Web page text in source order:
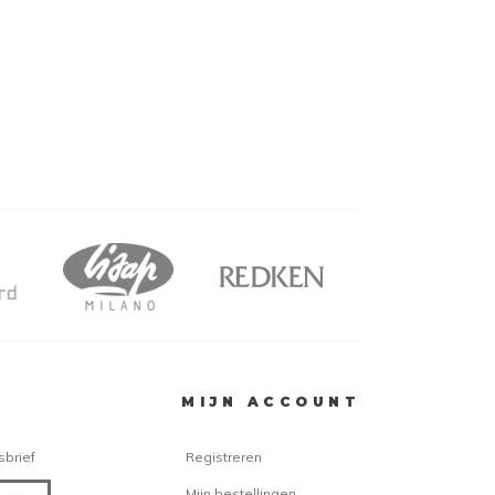
wordt
MIJN ACCOUNT
Registreren